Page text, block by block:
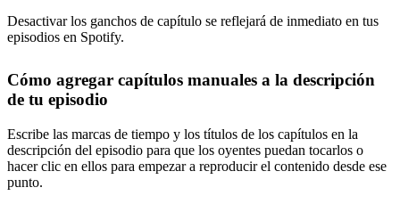
Desactivar los ganchos de capítulo se reflejará de inmediato en tus
episodios en Spotify.
Cómo agregar capítulos manuales a la descripción
de tu episodio
Escribe las marcas de tiempo y los títulos de los capítulos en la
descripción del episodio para que los oyentes puedan tocarlos o
hacer clic en ellos para empezar a reproducir el contenido desde ese
punto.